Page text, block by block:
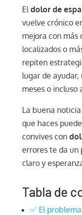
El dolor de
vuelve crónico
mejora con más
localizados o
repiten
lugar de
meses o incluso
La buena
que haces
convives con
errores te da un
claro y
Tabla de
✅ El